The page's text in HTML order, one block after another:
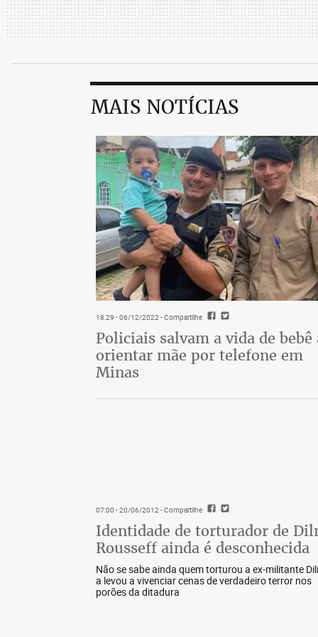
MAIS NOTÍCIAS
18:29 - 06/12/2022- Compartilhe
Policiais salvam a vida de bebê
orientar mãe por telefone em
Minas
07:00 - 20/06/2012- Compartilhe
Identidade de torturador de
Rousseff ainda é desconhecida
Não se sabe ainda quem torturou a ex-militante
a levou a vivenciar cenas de verdadeiro terror nos
porões da ditadura